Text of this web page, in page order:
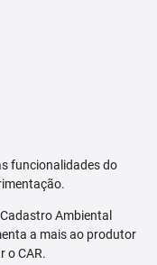
funcionalidades do
Ambiental
a mais ao produtor
o CAR.